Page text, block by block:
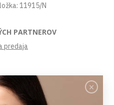
11915/N
PARTNEROV
predaja
NÁKUPE
podmienky